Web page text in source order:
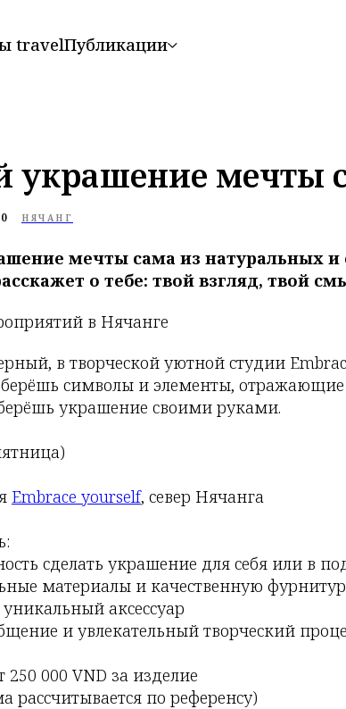
travelПубликации
украшение мечты
НЯЧАНГ
мечты сама из натуральных
о тебе: твой взгляд, твой
в творческой уютной студии
символы и элементы,
украшение своими руками.
Embrace yourself, север Нячанга
сделать украшение для себя или в
материалы и качественную
аксессуар
и увлекательный творческий
250 000 VND за изделие
рассчитывается по референсу)